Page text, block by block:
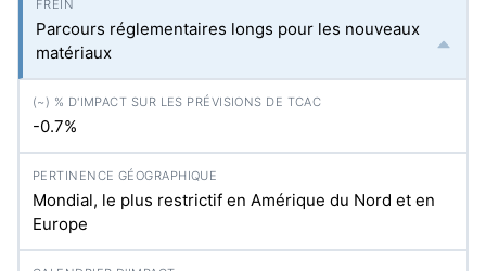
Parcours réglementaires longs pour les nouveaux
matériaux
-0.7%
Mondial, le plus restrictif en Amérique du Nord et en
Europe